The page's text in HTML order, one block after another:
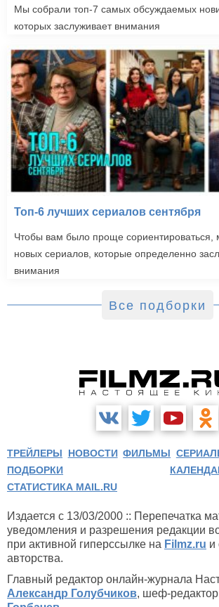
Мы собрали топ-7 самых обсуждаемых
которых заслуживает внимания
Топ-6 лучших сериалов сентября
Чтобы вам было проще сориентироваться,
новых сериалов, которые определенно
внимания
Все подборки
ТРЕЙЛЕРЫ НОВОСТИ ФИЛЬМЫ
ПОДБОРКИ
СТАТИСТИКА MAIL.RU
Издается с 13/03/2000 :: Перепечатка
уведомления и разрешения редакции
при активной гиперссылке на Filmz.ru и
авторства.
Главный редактор онлайн-журнала
Александр Голубчиков, шеф-редактор